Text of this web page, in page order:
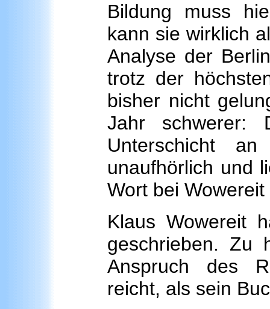
Bildung muss
kann sie wirklich
Analyse der
trotz der
bisher nicht
Jahr schwerer:
Unterschicht
unaufhörlich und
Wort bei
Klaus Wowereit
geschrieben. Zu
Anspruch des
reicht, als sein